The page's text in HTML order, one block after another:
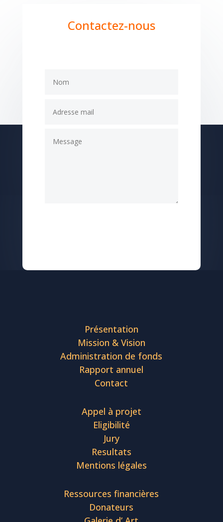
Contactez-nous
Présentation
Mission & Vision
Administration de fonds
Rapport annuel
Contact
Appel à projet
Eligibilité
Jury
Resultats
Mentions légales
Ressources financières
Donateurs